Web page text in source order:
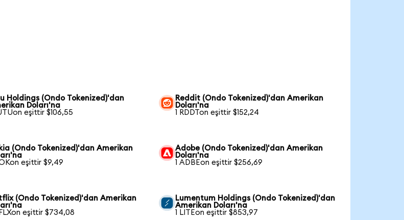
Holdings (Ondo Tokenized)'dan
Doları'na
eşittir $106,55
Reddit (Ondo Tokenized)'dan Amerikan
Doları'na
1 RDDTon eşittir $152,24
(Ondo Tokenized)'dan Amerikan
eşittir $9,49
Adobe (Ondo Tokenized)'dan Amerikan
Doları'na
1 ADBEon eşittir $256,69
(Ondo Tokenized)'dan Amerikan
eşittir $734,08
Lumentum Holdings (Ondo Tokenized)'dan
Amerikan Doları'na
1 LITEon eşittir $853,97